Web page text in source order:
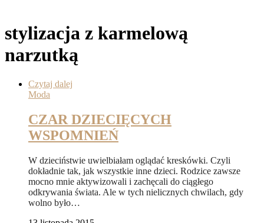
stylizacja z karmelową
narzutką
Czytaj dalej
Moda
CZAR DZIECIĘCYCH
WSPOMNIEŃ
W dzieciństwie uwielbiałam oglądać kreskówki. Czyli
dokładnie tak, jak wszystkie inne dzieci. Rodzice zawsze
mocno mnie aktywizowali i zachęcali do ciągłego
odkrywania świata. Ale w tych nielicznych chwilach, gdy
wolno było…